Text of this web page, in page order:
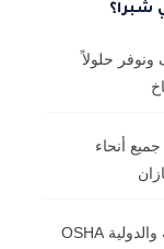
شبرا؟
حلولاً
في جميع أنحاء
نلتزم بأعلى معايير السلامة المهنية السعودية والدولية OSHA